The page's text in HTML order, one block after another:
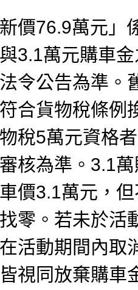
新價76.9萬元」
3.1萬元購車
令公告為準。
合貨物稅條例
稅5萬元資格
核為準。3.1
價3.1萬元，
零。若未於活
活動期間內取
視同放棄購車